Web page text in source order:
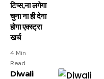
टिप्स,ना लगेगा
चुना ना ही देना
होगा एक्स्ट्रा
खर्च
4 Min
Read
Diwali